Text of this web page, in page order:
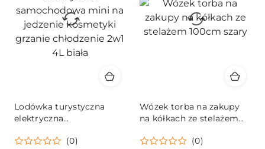
Lodówka turystyczna
elektryczna
jedzenie kosmetyki
(0)
Wózek torba na zakupy
na kółkach ze stelażem
(0)